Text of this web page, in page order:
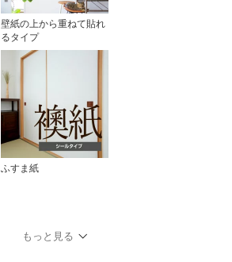
壁紙の上から重ねて貼れ
るタイプ
ふすま紙
もっと見る